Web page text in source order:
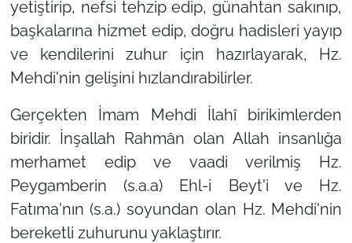
yetiştirip, nefsi tehzip edip, günahtan sakınıp,
başkalarına hizmet edip, doğru hadisleri yayıp
ve kendilerini zuhur için hazırlayarak, Hz.
Mehdi'nin gelişini hızlandırabilirler.
Gerçekten İmam Mehdi İlahî birikimlerden
biridir. İnşallah Rahmân olan Allah insanlığa
merhamet edip ve vaadi verilmiş Hz.
Peygamberin (s.a.a) Ehl-i Beyt'i ve Hz.
Fatıma'nın (s.a.) soyundan olan Hz. Mehdi'nin
bereketli zuhurunu yaklaştırır.